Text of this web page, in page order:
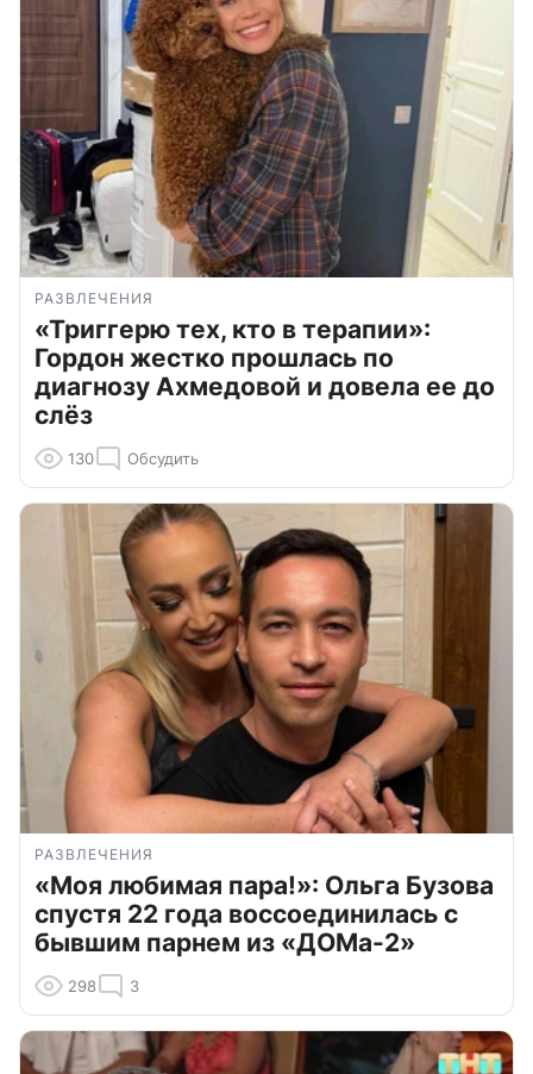
РАЗВЛЕЧЕНИЯ
«Триггерю тех, кто в терапии»:
Гордон жестко прошлась по
диагнозу Ахмедовой и довела ее до
слёз
130 Обсудить
РАЗВЛЕЧЕНИЯ
«Моя любимая пара!»: Ольга Бузова
спустя 22 года воссоединилась с
бывшим парнем из «ДОМа-2»
298 3